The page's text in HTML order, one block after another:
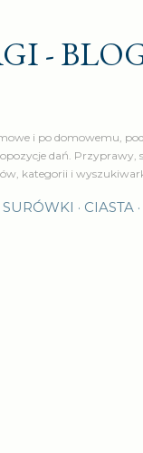
-
i po domowemu,
dań. Przyprawy,
kategorii i
SURÓWKI CIASTA